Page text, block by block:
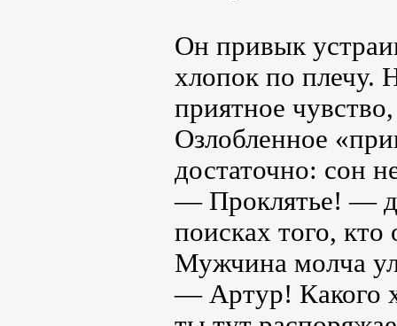
Он привык
хлопок по плечу.
приятное
Озлобленное
достаточно: сон
— Проклятье! —
поисках того, кто
Мужчина молча
— Артур! Какого